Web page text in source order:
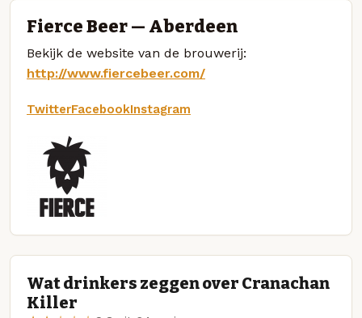
Fierce Beer — Aberdeen
Bekijk de website van de brouwerij:
http://www.fiercebeer.com/
TwitterFacebookInstagram
Wat drinkers zeggen over Cranachan
Killer